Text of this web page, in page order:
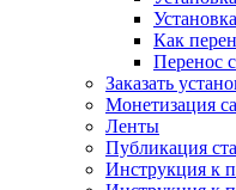
Как
Перенос
Заказать
Монетизация
Ленты
Публикация
Инструкция к